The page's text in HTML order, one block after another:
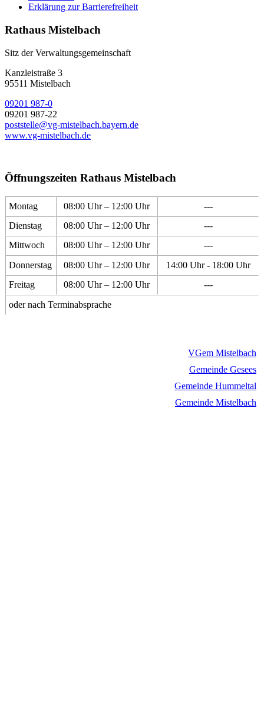
Erklärung zur Barrierefreiheit
Rathaus Mistelbach
Sitz der Verwaltungsgemeinschaft
Kanzleistraße 3
95511 Mistelbach
09201 987-0
09201 987-22
poststelle@vg-mistelbach.bayern.de
www.vg-mistelbach.de
Öffnungszeiten Rathaus Mistelbach
Montag 08:00 Uhr – 12:00 Uhr
---
Dienstag
08:00 Uhr – 12:00 Uhr
---
Mittwoch
08:00 Uhr – 12:00 Uhr
---
Donnerstag
08:00 Uhr – 12:00 Uhr
14:00 Uhr - 18:00 Uhr
Freitag
08:00 Uhr – 12:00 Uhr
---
oder nach Terminabsprache
VGem Mistelbach
Gemeinde Gesees
Gemeinde Hummeltal
Gemeinde Mistelbach